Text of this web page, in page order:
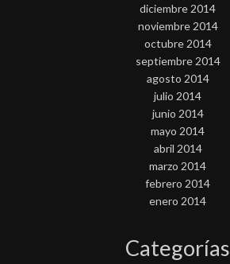
diciembre 2014
noviembre 2014
octubre 2014
septiembre 2014
agosto 2014
julio 2014
junio 2014
mayo 2014
abril 2014
marzo 2014
febrero 2014
enero 2014
Categorías